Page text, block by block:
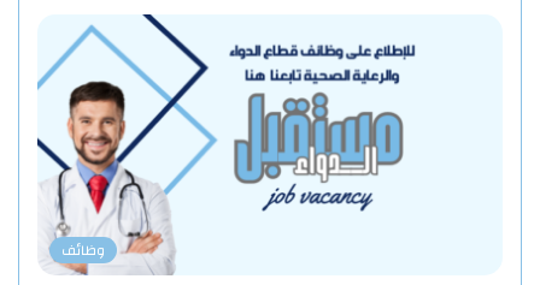
وظائف